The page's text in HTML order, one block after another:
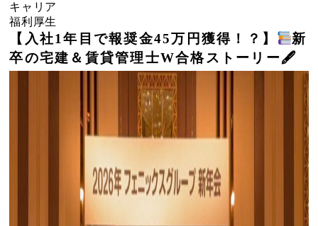
キャリア
福利厚生
【入社1年目で報奨金45万円獲得！？】
新
卒の宅建＆賃貸管理士W合格ストーリー🖋